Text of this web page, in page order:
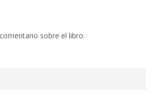
sobre el libro.